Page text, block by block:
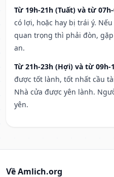
Từ 19h-21h (Tuất) và từ
có lợi, hoặc hay bị trái ý.
quan trọng thì phải đòn,
an.
Từ 21h-23h (Hợi) và từ 09h-
được tốt lành, tốt nhất cầu
Nhà cửa được yên lành.
yên.
Về Amlich.org